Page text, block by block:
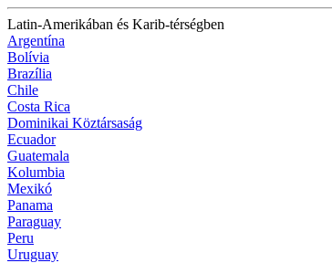
Latin-Amerikában és Karib-térségben
Argentína
Bolívia
Brazília
Chile
Costa Rica
Dominikai Köztársaság
Ecuador
Guatemala
Kolumbia
Mexikó
Panama
Paraguay
Peru
Uruguay